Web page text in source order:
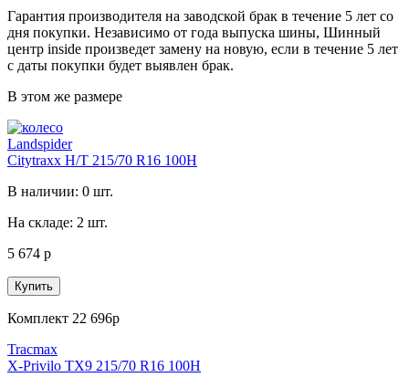
Гарантия производителя на заводской брак в течение 5 лет со
дня покупки. Независимо от года выпуска шины, Шинный
центр inside произведет замену на новую, если в течение 5 лет
с даты покупки будет выявлен брак.
В этом же размере
Landspider
Citytraxx H/T 215/70 R16 100H
В наличии: 0 шт.
На складе: 2 шт.
5 674 р
Купить
Комплект 22 696р
Tracmax
X-Privilo TX9 215/70 R16 100H